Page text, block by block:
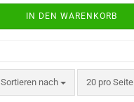
IN DEN WARENKORB
Sortieren nach
Sortieren nach 20 pro Seite
pro Seite